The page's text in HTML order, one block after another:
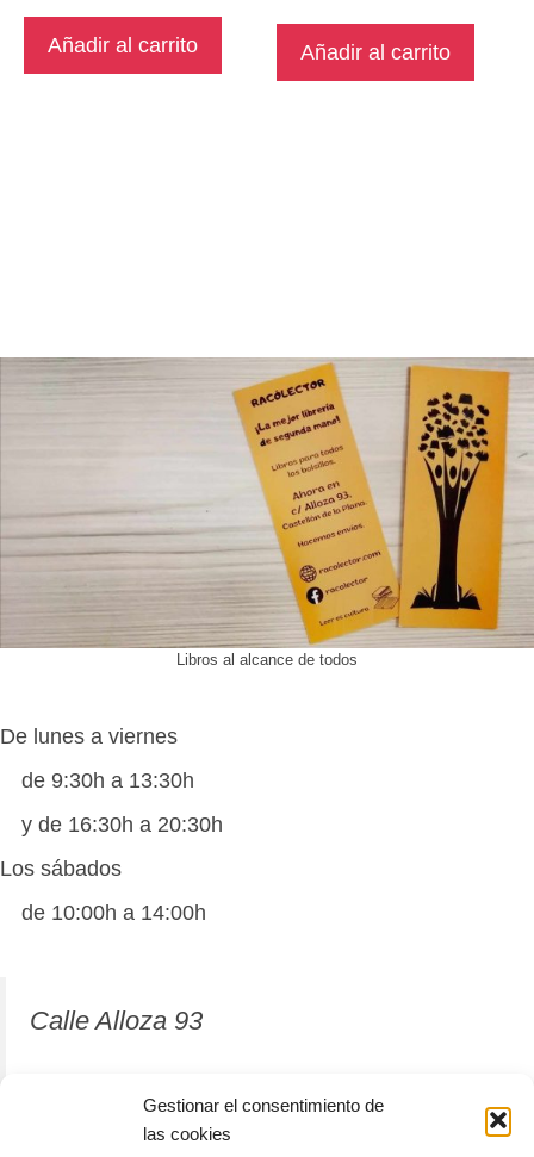
Gestionar el consentimiento de
las cookies
Añadir al carrito Añadir al carrito
Libros al alcance de todos
De lunes a viernes
de 9:30h a 13:30h
y de 16:30h a 20:30h
Los sábados
de 10:00h a 14:00h
Calle Alloza 93
12001 Castellón de la Plana